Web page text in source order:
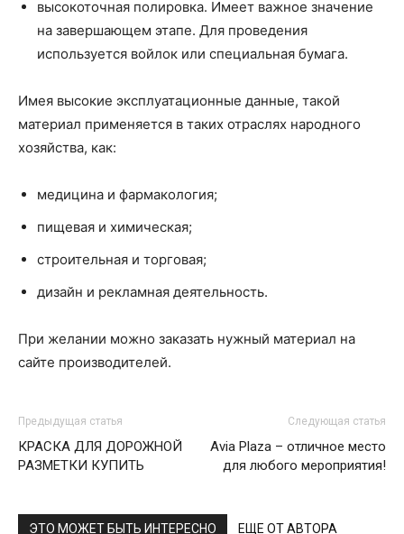
высокоточная полировка. Имеет важное значение
на завершающем этапе. Для проведения
используется войлок или специальная бумага.
Имея высокие эксплуатационные данные, такой
материал применяется в таких отраслях народного
хозяйства, как:
медицина и фармакология;
пищевая и химическая;
строительная и торговая;
дизайн и рекламная деятельность.
При желании можно заказать нужный материал на
сайте производителей.
Предыдущая статья
КРАСКА ДЛЯ ДОРОЖНОЙ
РАЗМЕТКИ КУПИТЬ
Следующая статья
Avia Plaza – отличное место
для любого мероприятия!
ЭТО МОЖЕТ БЫТЬ ИНТЕРЕСНО ЕЩЕ ОТ АВТОРА